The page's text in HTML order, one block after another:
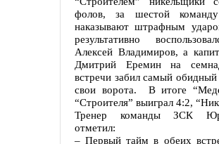
фолов, за шестой
наказывают штрафным
результативно
Алексей Владимиров, а
Дмитрий Еремин на
встречи забил самый
свои ворота. В итоге
“Строителя” выиграл 4:2,
Тренер команды ЗСК
отметил:
– Первый тайм в обеих